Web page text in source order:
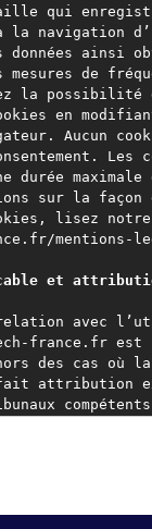
qui
la navigation
ainsi
de
la possibilité
en
Aucun
Les
durée maximale
sur la façon
lisez
mentions-
et
avec
france.fr est
des cas où
attribution
compétents